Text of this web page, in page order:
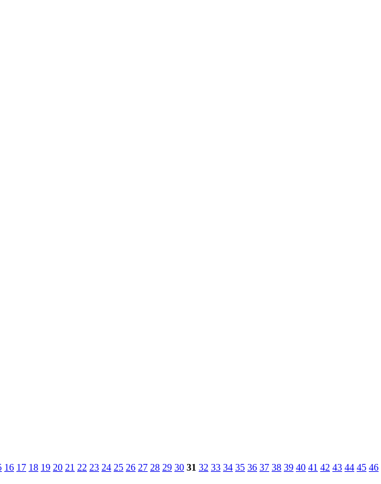
16 17 18 19 20 21 22 23 24 25 26 27 28 29 30 31 32 33 34 35 36 37 38 39 40 41 42 43 44 45 46